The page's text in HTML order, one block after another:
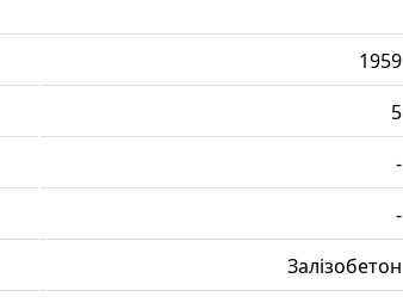
1959
5
-
-
Залізобетон